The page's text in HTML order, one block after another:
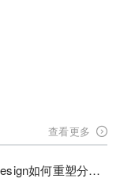
查看更多
从DNA设计到药物创新：Signals BioDesign如何重塑分子生物学研发生态！